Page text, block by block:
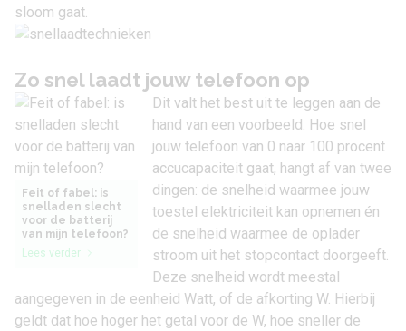
sloom gaat.
Zo snel laadt jouw telefoon op
Feit of fabel: is
snelladen slecht
voor de batterij
van mijn telefoon?
Lees verder
Dit valt het best uit te leggen aan de
hand van een voorbeeld. Hoe snel
jouw telefoon van 0 naar 100 procent
accucapaciteit gaat, hangt af van twee
dingen: de snelheid waarmee jouw
toestel elektriciteit kan opnemen én
de snelheid waarmee de oplader
stroom uit het stopcontact doorgeeft.
Deze snelheid wordt meestal
aangegeven in de eenheid Watt, of de afkorting W. Hierbij
geldt dat hoe hoger het getal voor de W, hoe sneller de